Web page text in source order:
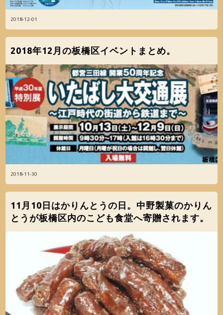
2018-12-01
2018-11-30
2018年12月の板橋区イベントまとめ。
11月10日はかりんとうの日。中野製菓のかりん
とうが板橋区内のこども食堂へ寄贈されます。